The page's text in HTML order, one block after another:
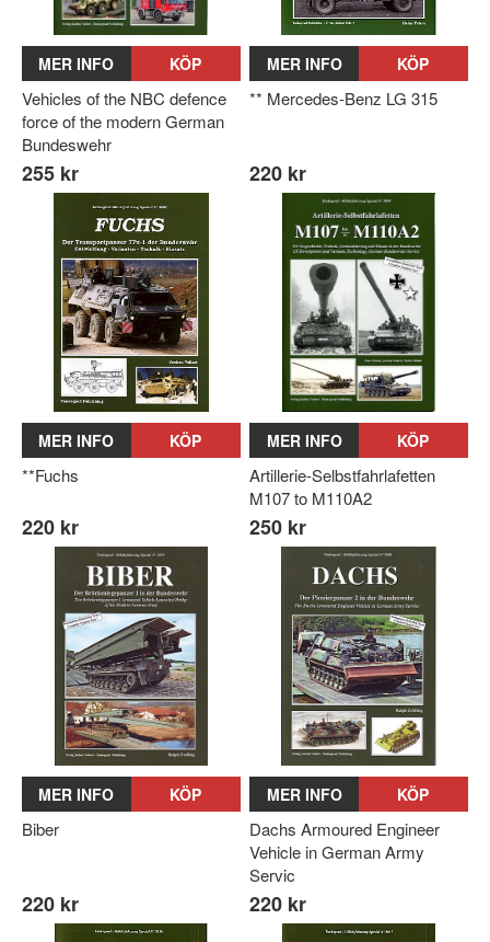
MER INFO KÖP
Vehicles of the NBC defence
force of the modern German
Bundeswehr
255 kr
MER INFO KÖP
** Mercedes-Benz LG 315
220 kr
MER INFO KÖP
**Fuchs
220 kr
MER INFO KÖP
Artillerie-Selbstfahrlafetten
M107 to M110A2
250 kr
MER INFO KÖP
Biber
220 kr
MER INFO KÖP
Dachs Armoured Engineer
Vehicle in German Army
Servic
220 kr